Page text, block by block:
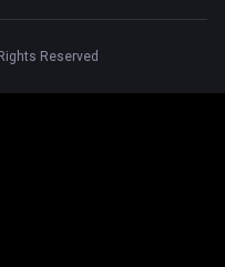
Reserved